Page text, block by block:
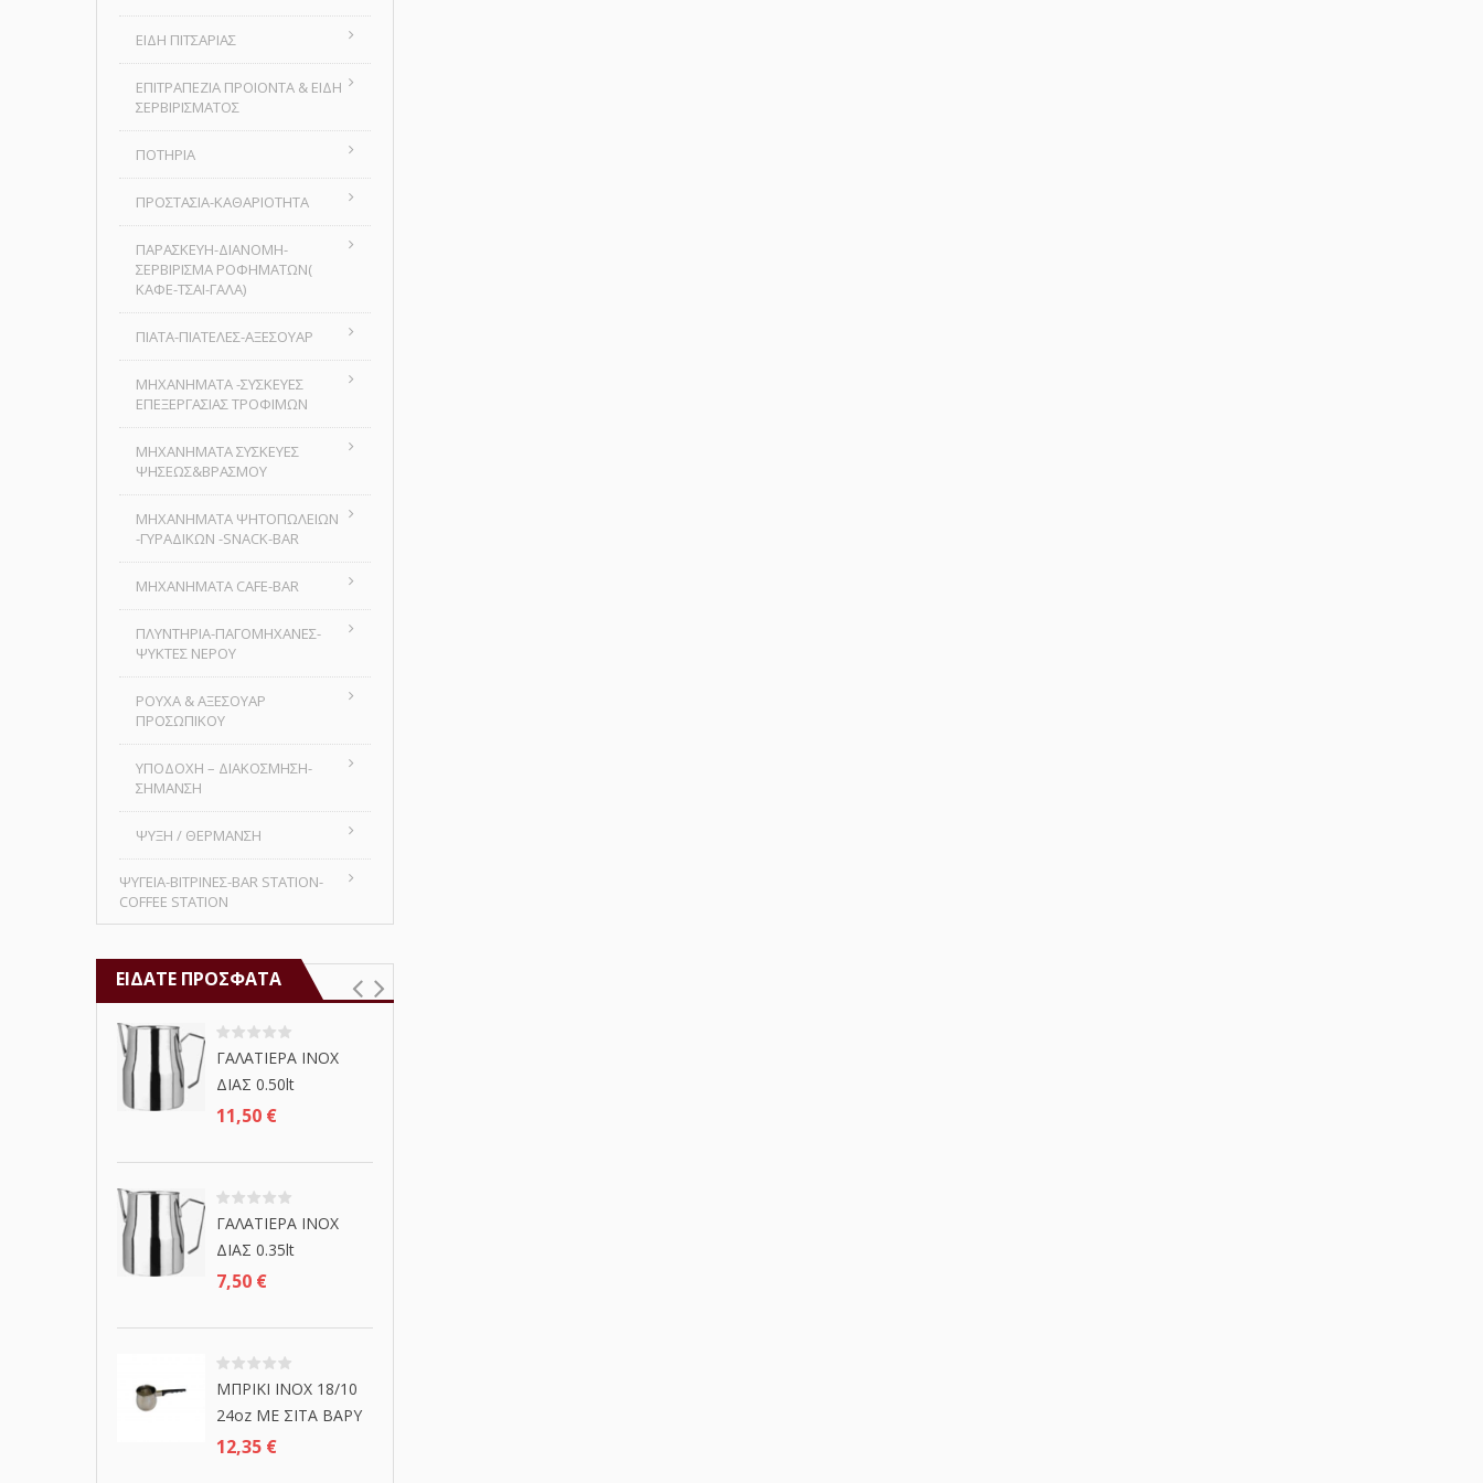
ΕΙΔΗ ΠΙΤΣΑΡΙΑΣ
ΕΠΙΤΡΑΠΕΖΙΑ ΠΡΟΙΟΝΤΑ & ΕΙΔΗ
ΣΕΡΒΙΡΙΣΜΑΤΟΣ
ΠΟΤΗΡΙΑ
ΠΡΟΣΤΑΣΙΑ-ΚΑΘΑΡΙΟΤΗΤΑ
ΠΑΡΑΣΚΕΥΗ-ΔΙΑΝΟΜΗ-
ΣΕΡΒΙΡΙΣΜΑ ΡΟΦΗΜΑΤΩΝ(
ΚΑΦΕ-ΤΣΑΙ-ΓΑΛΑ)
ΠΙΑΤΑ-ΠΙΑΤΕΛΕΣ-ΑΞΕΣΟΥΑΡ
ΜΗΧΑΝΗΜΑΤΑ -ΣΥΣΚΕΥΕΣ
ΕΠΕΞΕΡΓΑΣΙΑΣ ΤΡΟΦΙΜΩΝ
ΜΗΧΑΝΗΜΑΤΑ ΣΥΣΚΕΥΕΣ
ΨΗΣΕΩΣ&ΒΡΑΣΜΟΥ
MHXANHMATA ΨΗΤΟΠΩΛΕΙΩΝ
-ΓΥΡΑΔΙΚΩΝ -SNACK-BAR
ΜΗΧΑΝΗΜΑΤΑ CAFE-BAR
ΠΛΥΝΤΗΡΙΑ-ΠΑΓΟΜΗΧΑΝΕΣ-
ΨΥΚΤΕΣ ΝΕΡΟΥ
ΡΟΥΧΑ & ΑΞΕΣΟΥΑΡ
ΠΡΟΣΩΠΙΚΟΥ
ΥΠΟΔΟΧΗ – ΔΙΑΚΟΣΜΗΣΗ-
ΣΗΜΑΝΣΗ
ΨΥΞΗ / ΘΕΡΜΑΝΣΗ
ΨΥΓΕΙΑ-ΒΙΤΡΙΝΕΣ-BAR STATION-
COFFEE STATION
ΕΊΔΑΤΕ ΠΡΌΣΦΑΤΑ
ΓΑΛΑΤΙΕΡΑ ΙΝΟΧ
ΔΙΑΣ 0.50lt
11,50 €
ΓΑΛΑΤΙΕΡΑ ΙΝΟΧ
ΔΙΑΣ 0.35lt
7,50 €
ΜΠΡΙΚΙ INOX 18/10
24oz ΜΕ ΣΙΤΑ ΒΑΡΥ
12,35 €